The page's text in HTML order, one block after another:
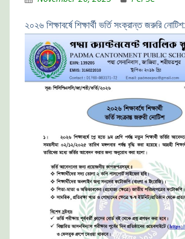
২০২৬ শিক্ষাবর্ষে শিক্ষার্থী ভর্তি সংক্রান্ত জরুরি নোটিশ: